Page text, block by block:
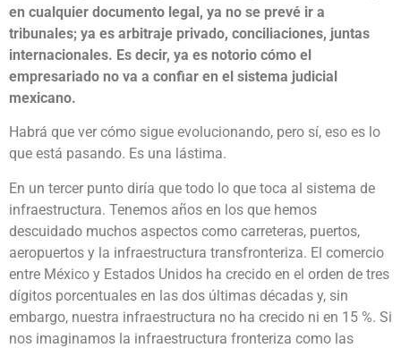
en cualquier documento legal, ya no se prevé ir a
tribunales; ya es arbitraje privado, conciliaciones, juntas
internacionales. Es decir, ya es notorio cómo el
empresariado no va a confiar en el sistema judicial
mexicano.
Habrá que ver cómo sigue evolucionando, pero sí, eso es lo
que está pasando. Es una lástima.
En un tercer punto diría que todo lo que toca al sistema de
infraestructura. Tenemos años en los que hemos
descuidado muchos aspectos como carreteras, puertos,
aeropuertos y la infraestructura transfronteriza. El comercio
entre México y Estados Unidos ha crecido en el orden de tres
dígitos porcentuales en las dos últimas décadas y, sin
embargo, nuestra infraestructura no ha crecido ni en 15 %. Si
nos imaginamos la infraestructura fronteriza como las